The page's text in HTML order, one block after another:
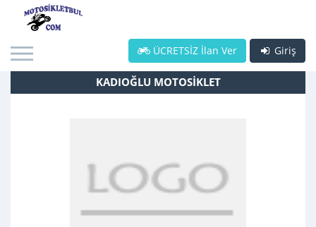
Giriş
ÜCRETSİZ İlan Ver
KADIOĞLU MOTOSİKLET